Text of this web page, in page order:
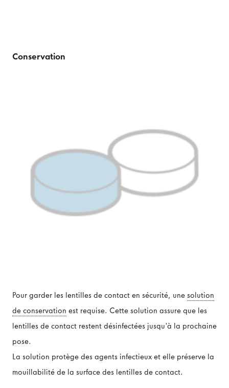
Conservation
Pour garder les lentilles de contact en sécurité, une solution
de conservation est requise. Cette solution assure que les
lentilles de contact restent désinfectées jusqu'à la prochaine
pose.
La solution protège des agents infectieux et elle préserve la
mouillabilité de la surface des lentilles de contact.